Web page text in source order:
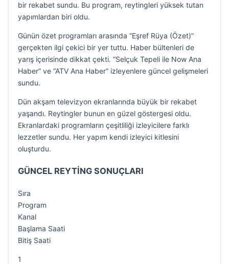
bir rekabet sundu. Bu program, reytingleri yüksek tutan
yapımlardan biri oldu.
Günün özet programları arasında “Eşref Rüya (Özet)”
gerçekten ilgi çekici bir yer tuttu. Haber bültenleri de
yarış içerisinde dikkat çekti. “Selçuk Tepeli ile Now Ana
Haber” ve “ATV Ana Haber” izleyenlere güncel gelişmeleri
sundu.
Dün akşam televizyon ekranlarında büyük bir rekabet
yaşandı. Reytingler bunun en güzel göstergesi oldu.
Ekranlardaki programların çeşitliliği izleyicilere farklı
lezzetler sundu. Her yapım kendi izleyici kitlesini
oluşturdu.
GÜNCEL REYTİNG SONUÇLARI
Sıra
Program
Kanal
Başlama Saati
Bitiş Saati
1